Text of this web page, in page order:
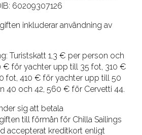
60209307126
inkluderar användning av
Turistskatt 1,3 € per person och
€ för yachter upp till 35 fot, 310 €
fot, 410 € för yachter upp till 50
40 och 42, 560 € för Cervetti 44.
sig att betala
till förmån för Chilla Sailings
accepterat kreditkort enligt